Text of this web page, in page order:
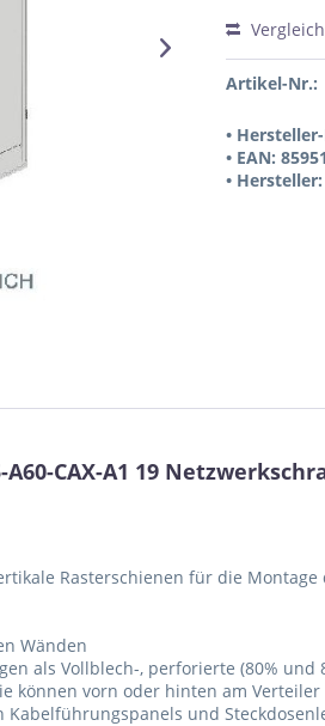
Artikel-Nr.:
•
• EAN:
• Hersteller: _
CAX-A1 19
Rasterschienen für die Montage
Wänden
als Vollblech-, perforierte (80% und
können vorn oder hinten am
und